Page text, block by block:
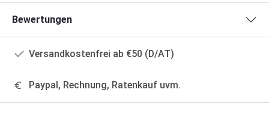
Bewertungen
Versandkostenfrei ab €50 (D/AT)
Paypal, Rechnung, Ratenkauf uvm.